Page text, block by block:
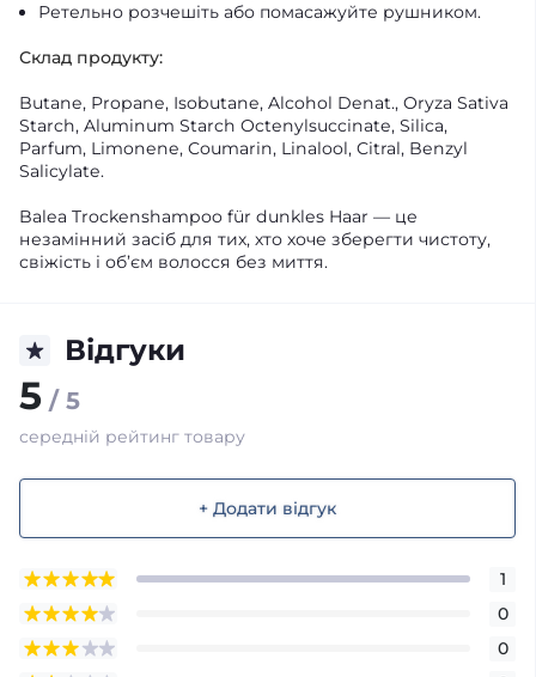
Ретельно розчешіть або помасажуйте рушником.
Склад продукту:
Butane, Propane, Isobutane, Alcohol Denat., Oryza Sativa
Starch, Aluminum Starch Octenylsuccinate, Silica,
Parfum, Limonene, Coumarin, Linalool, Citral, Benzyl
Salicylate.
Balea Trockenshampoo für dunkles Haar — це
незамінний засіб для тих, хто хоче зберегти чистоту,
свіжість і об’єм волосся без миття.
Відгуки
5 / 5
середній рейтинг товару
+ Додати відгук
1
0
0